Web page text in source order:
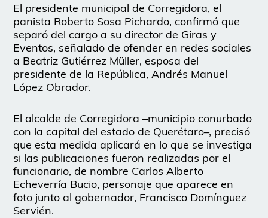
El presidente municipal de Corregidora, el
panista Roberto Sosa Pichardo, confirmó que
separó del cargo a su director de Giras y
Eventos, señalado de ofender en redes sociales
a Beatriz Gutiérrez Müller, esposa del
presidente de la República, Andrés Manuel
López Obrador.
El alcalde de Corregidora –municipio conurbado
con la capital del estado de Querétaro–, precisó
que esta medida aplicará en lo que se investiga
si las publicaciones fueron realizadas por el
funcionario, de nombre Carlos Alberto
Echeverría Bucio, personaje que aparece en
foto junto al gobernador, Francisco Domínguez
Servién.